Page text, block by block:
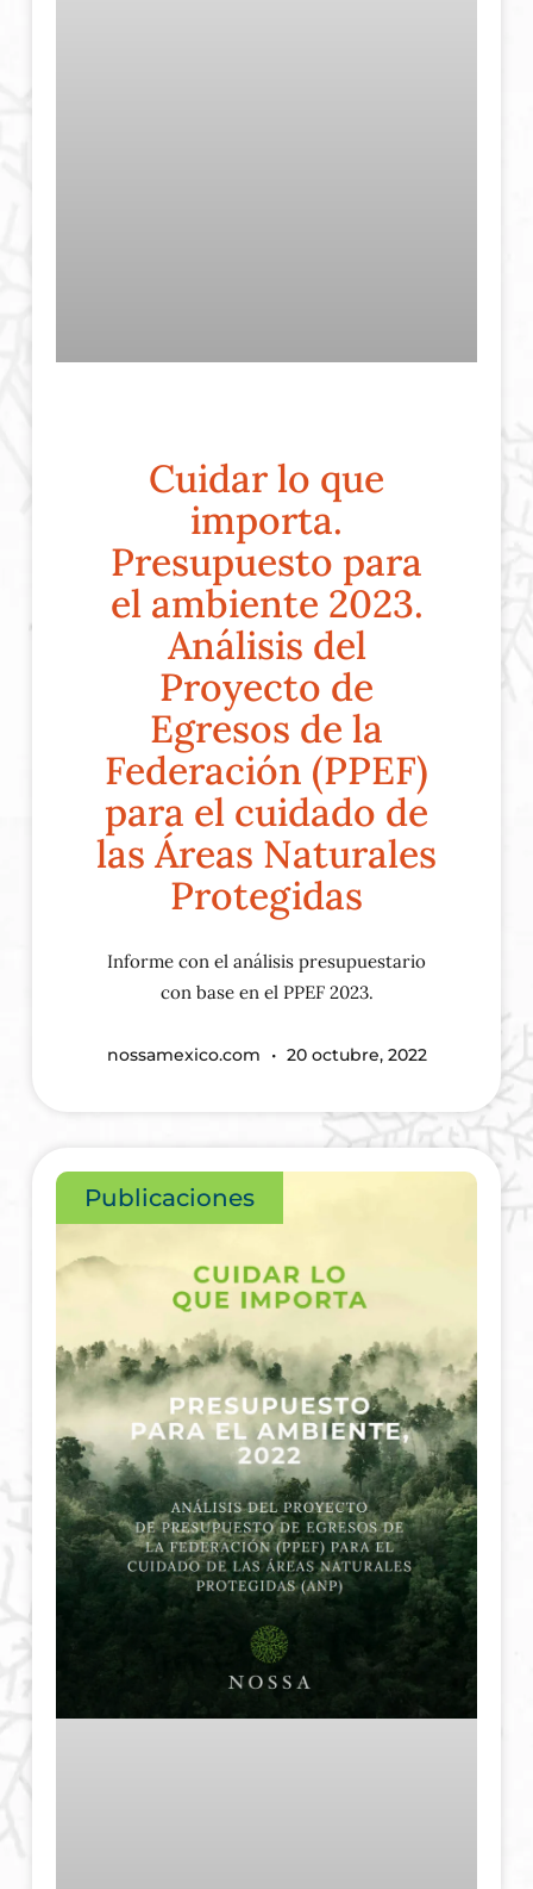
Cuidar lo que
importa.
Presupuesto para
el ambiente 2023.
Análisis del
Proyecto de
Egresos de la
Federación (PPEF)
para el cuidado de
las Áreas Naturales
Protegidas
Informe con el análisis presupuestario
con base en el PPEF 2023.
nossamexico.com 20 octubre, 2022
Publicaciones